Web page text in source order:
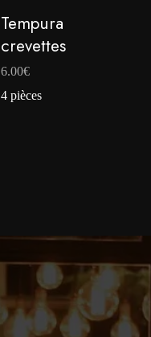
Tempura
crevettes
6.00€
4 pièces